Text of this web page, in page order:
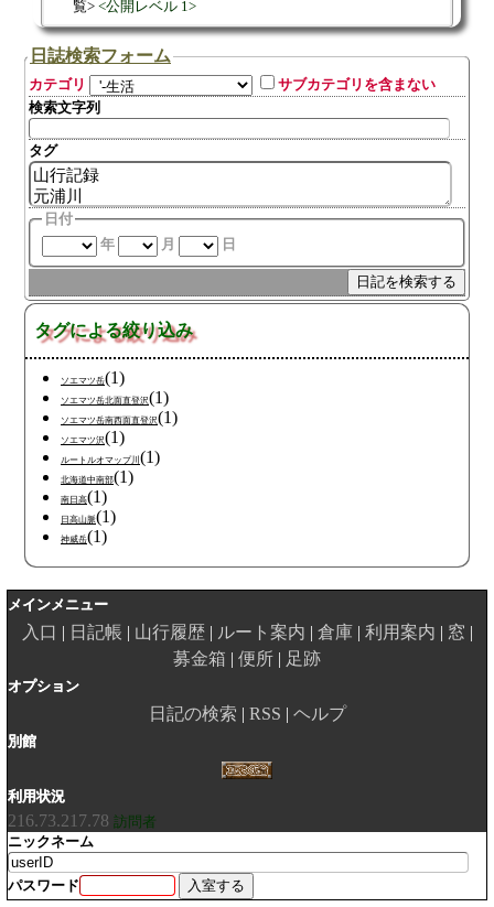
覧
公開レベル 1
日誌検索フォーム
カテゴリ
サブカテゴリを含まない
検索文字列
タグ
日付
年
月 日
タグによる絞り込み
ソエマツ岳(1)
ソエマツ岳北面直登沢(1)
ソエマツ岳南西面直登沢(1)
ソエマツ沢(1)
ルートルオマップ川(1)
北海道中南部(1)
南日高(1)
日高山脈(1)
神威岳(1)
メインメニュー
入口 日記帳 山行履歴 ルート案内 倉庫 利用案内
窓
募金箱
便所 足跡
オプション
日記の検索 RSS ヘルプ
別館
利用状況
216.73.217.78 訪問者
ニックネーム
パスワード